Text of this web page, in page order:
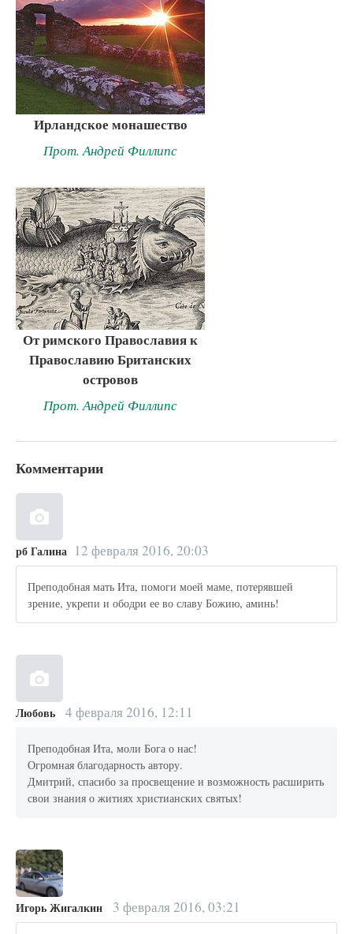
Ирландское монашество
Прот. Андрей Филлипс
От римского Православия к
Православию Британских
островов
Прот. Андрей Филлипс
Комментарии
рб Галина 12 февраля 2016, 20:03
Преподобная мать Ита, помоги моей маме, потерявшей
зрение, укрепи и ободри ее во славу Божию, аминь!
Любовь 4 февраля 2016, 12:11
Преподобная Ита, моли Бога о нас!
Огромная благодарность автору.
Дмитрий, спасибо за просвещение и возможность расширить
свои знания о житиях христианских святых!
Игорь Жигалкин 3 февраля 2016, 03:21